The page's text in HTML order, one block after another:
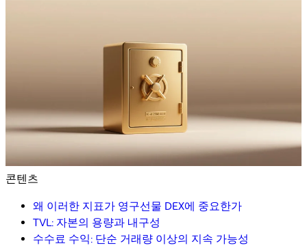
콘텐츠
왜 이러한 지표가 영구선물 DEX에 중요한가
TVL: 자본의 용량과 내구성
수수료 수익: 단순 거래량 이상의 지속 가능성